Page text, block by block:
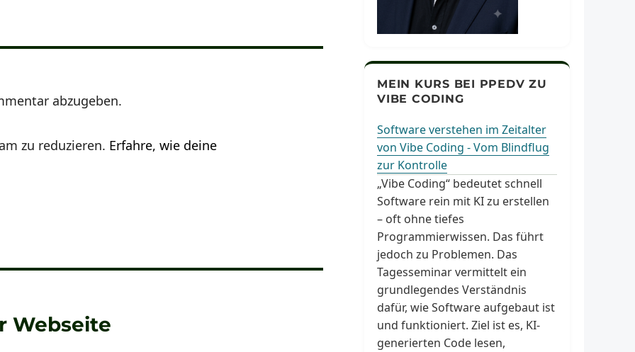
abzugeben.
zu reduzieren. Erfahre, wie deine
Webseite
MEIN KURS BEI PPEDV ZU
VIBE CODING
Software verstehen im Zeitalter
von Vibe Coding - Vom Blindflug
zur Kontrolle
„Vibe Coding“ bedeutet schnell
Software rein mit KI zu erstellen
– oft ohne tiefes
Programmierwissen. Das führt
jedoch zu Problemen. Das
Tagesseminar vermittelt ein
grundlegendes Verständnis
dafür, wie Software aufgebaut ist
und funktioniert. Ziel ist es, KI-
generierten Code lesen,